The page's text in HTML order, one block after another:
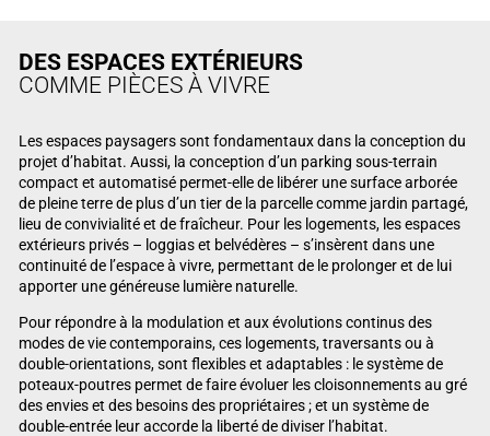
DES ESPACES EXTÉRIEURS
COMME PIÈCES À VIVRE
Les espaces paysagers sont fondamentaux dans la conception du
projet d’habitat. Aussi, la conception d’un parking sous-terrain
compact et automatisé permet-elle de libérer une surface arborée
de pleine terre de plus d’un tier de la parcelle comme jardin partagé,
lieu de convivialité et de fraîcheur. Pour les logements, les espaces
extérieurs privés – loggias et belvédères – s’insèrent dans une
continuité de l’espace à vivre, permettant de le prolonger et de lui
apporter une généreuse lumière naturelle.
Pour répondre à la modulation et aux évolutions continus des
modes de vie contemporains, ces logements, traversants ou à
double-orientations, sont flexibles et adaptables : le système de
poteaux-poutres permet de faire évoluer les cloisonnements au gré
des envies et des besoins des propriétaires ; et un système de
double-entrée leur accorde la liberté de diviser l’habitat.